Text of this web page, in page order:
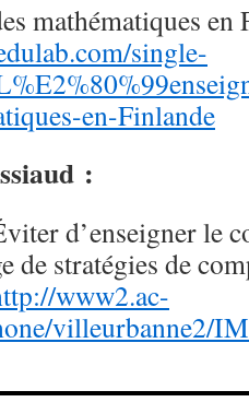
mathématiques en
single-
en-Finlande
:
d’enseigner le
de stratégies de
www2.ac-
villeurbanne2/